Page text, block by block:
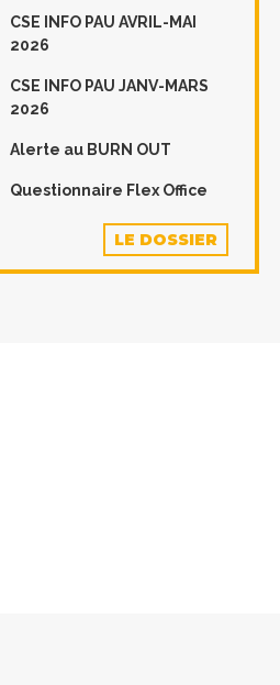
CSE INFO PAU AVRIL-MAI
2026
CSE INFO PAU JANV-MARS
2026
Alerte au BURN OUT
Questionnaire Flex Office
LE DOSSIER